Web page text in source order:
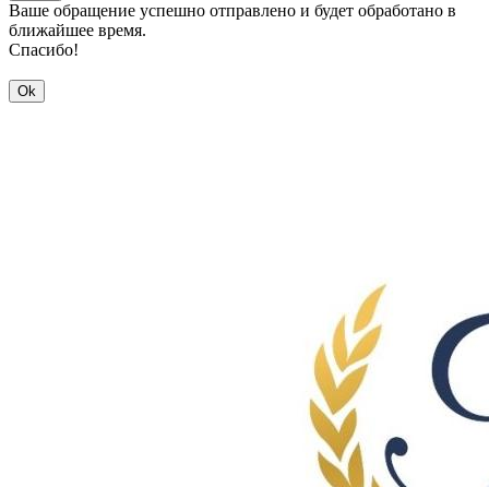
Ваше обращение успешно отправлено и будет обработано в
ближайшее время.
Спасибо!
Ok